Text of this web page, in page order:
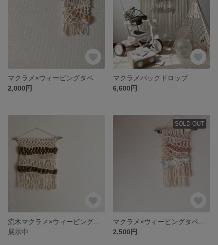
2,000円
マクラメバックドロップ
6,600円
展示中
SOLD OUT
2,500円